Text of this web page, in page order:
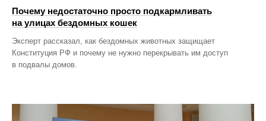
Почему недостаточно просто подкармливать
на улицах бездомных кошек
Эксперт рассказал, как бездомных животных защищает
Конституция РФ и почему не нужно перекрывать им доступ
в подвалы домов.